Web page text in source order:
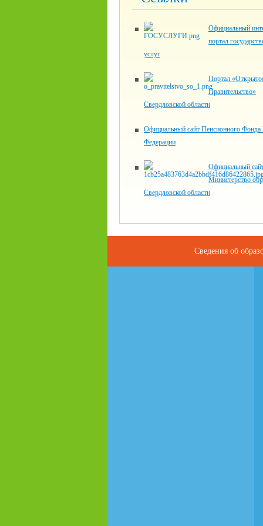
Официальный
портал
услуг
Портал
Правительство»
Свердловской области
Официальный сайт Пенсионного Фонда
Федерации
Официальный
Министерство
Свердловской области
Сведения об